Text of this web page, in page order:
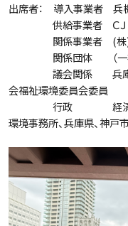
出席者： 導入事業者 兵
供給事業者 ＣＪＰＴ
関係事業者 (株)三
関係団体 （一社）
議会関係 兵庫県議
会福祉環境委員会委員
行政 経済産業省
環境事務所、兵庫県、神戸